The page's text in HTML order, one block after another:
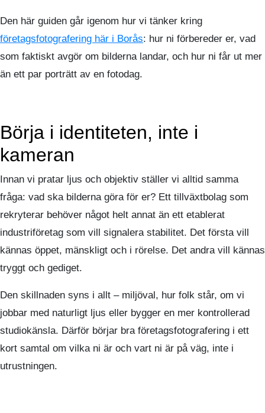
Den här guiden går igenom hur vi tänker kring
företagsfotografering här i Borås: hur ni förbereder er, vad
som faktiskt avgör om bilderna landar, och hur ni får ut mer
än ett par porträtt av en fotodag.
Börja i identiteten, inte i
kameran
Innan vi pratar ljus och objektiv ställer vi alltid samma
fråga: vad ska bilderna göra för er? Ett tillväxtbolag som
rekryterar behöver något helt annat än ett etablerat
industriföretag som vill signalera stabilitet. Det första vill
kännas öppet, mänskligt och i rörelse. Det andra vill kännas
tryggt och gediget.
Den skillnaden syns i allt – miljöval, hur folk står, om vi
jobbar med naturligt ljus eller bygger en mer kontrollerad
studiokänsla. Därför börjar bra företagsfotografering i ett
kort samtal om vilka ni är och vart ni är på väg, inte i
utrustningen.